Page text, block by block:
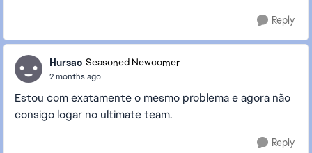
Reply
Hursao Seasoned Newcomer
2 months ago
Estou com exatamente o mesmo problema e agora não
consigo logar no ultimate team.
Reply